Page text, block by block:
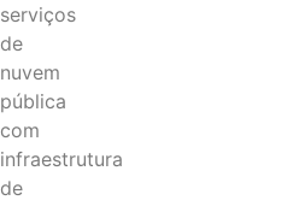
serviços
de
nuvem
pública
com
infraestrutura
de